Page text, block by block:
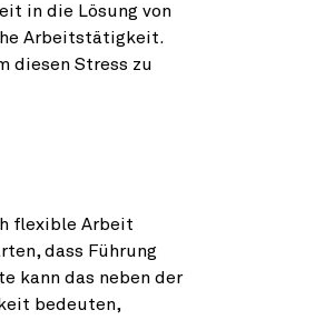
in die Lösung von
Arbeitstätigkeit.
diesen Stress zu
flexible Arbeit
dass Führung
kann das neben der
bedeuten,